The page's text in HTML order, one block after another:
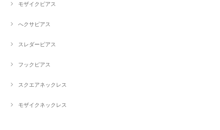
モザイクピアス
へクサピアス
スレダーピアス
フックピアス
スクエアネックレス
モザイクネックレス